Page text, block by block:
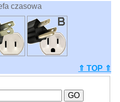
czasowa
⇑ TOP ⇑